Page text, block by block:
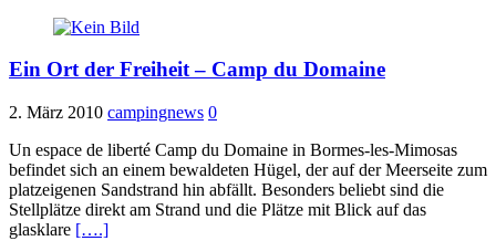
Ein Ort der Freiheit – Camp du Domaine
2. März 2010 campingnews 0
Un espace de liberté Camp du Domaine in Bormes-les-Mimosas
befindet sich an einem bewaldeten Hügel, der auf der Meerseite zum
platzeigenen Sandstrand hin abfällt. Besonders beliebt sind die
Stellplätze direkt am Strand und die Plätze mit Blick auf das
glasklare [….]